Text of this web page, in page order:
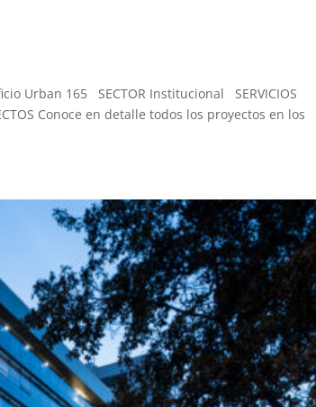
Urban 165 SECTOR Institucional SERVICIOS
Conoce en detalle todos los proyectos en los